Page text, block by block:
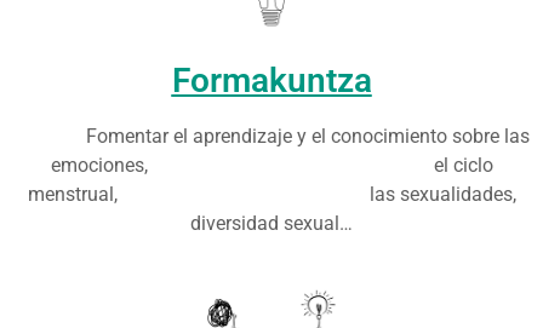
Formakuntza
Fomentar el aprendizaje y el conocimiento sobre las
emociones, el ciclo
menstrual, las sexualidades,
diversidad sexual…